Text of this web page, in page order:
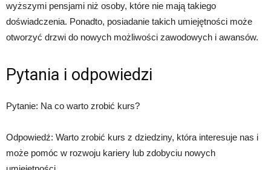
wyższymi pensjami niż osoby, które nie mają takiego
doświadczenia. Ponadto, posiadanie takich umiejętności może
otworzyć drzwi do nowych możliwości zawodowych i awansów.
Pytania i odpowiedzi
Pytanie: Na co warto zrobić kurs?
Odpowiedź: Warto zrobić kurs z dziedziny, która interesuje nas i
może pomóc w rozwoju kariery lub zdobyciu nowych